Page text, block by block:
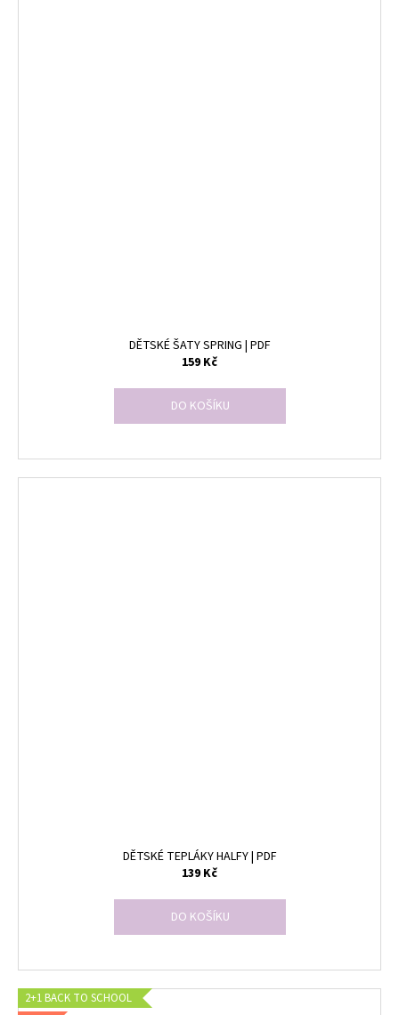
DĚTSKÉ ŠATY SPRING | PDF
159 Kč
DO KOŠÍKU
DĚTSKÉ TEPLÁKY HALFY | PDF
139 Kč
DO KOŠÍKU
2+1 BACK TO SCHOOL